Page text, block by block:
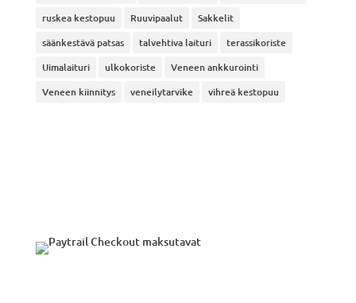
ruskea kestopuu Ruuvipaalut
Sakkelit
säänkestävä patsas
talvehtiva laituri
terassikoriste
Uimalaituri
ulkokoriste
Veneen ankkurointi
Veneen kiinnitys
veneilytarvike vihreä kestopuu